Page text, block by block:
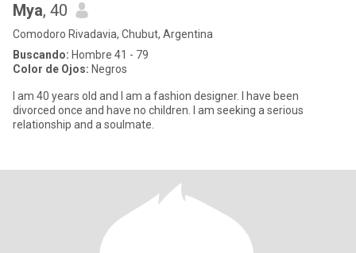
Mya, 40
Comodoro Rivadavia, Chubut, Argentina
Buscando: Hombre 41 - 79
Color de Ojos: Negros
I am 40 years old and I am a fashion designer. I have been
divorced once and have no children. I am seeking a serious
relationship and a soulmate.